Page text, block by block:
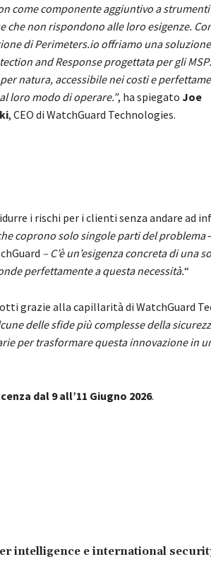
come componente aggiuntivo a strumenti
che non rispondono alle loro esigenze.
di Perimeters.io offriamo una
and Response progettata per gli
natura, accessibile nei costi e
loro modo di operare.”, ha spiegatoJoe
, CEO di WatchGuard Technologies.
i rischi per i clienti senza andare ad
coprono solo singole parti del problema
– C’è un’esigenza concreta di una
perfettamente a questa necessità.“
grazie alla capillarità di WatchGuard
delle sfide più complesse della
per trasformare questa innovazione in
dal 9 all’11 Giugno 2026.
intelligence e international